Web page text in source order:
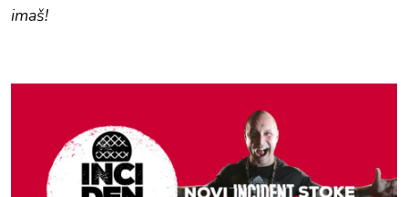
imaš!